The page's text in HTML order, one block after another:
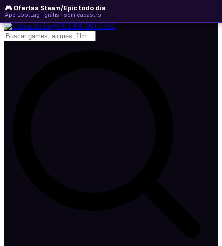
🎮 Ofertas Steam/Epic todo dia
App LootLag · grátis · sem cadastro
domingo, 09 de agosto de 2026 WhatsApp
Newsletter
CULPA DO LAG